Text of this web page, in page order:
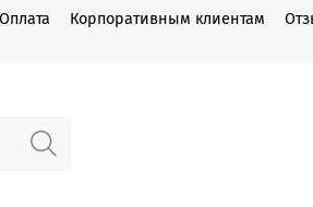
Оплата Корпоративным клиентам